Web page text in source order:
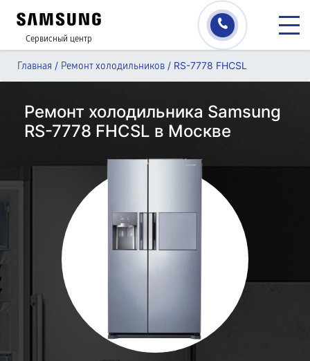
Сервисный центр
Главная / Ремонт холодильников / RS-7778 FHCSL
Ремонт холодильника Samsung
RS-7778 FHCSL в Москве